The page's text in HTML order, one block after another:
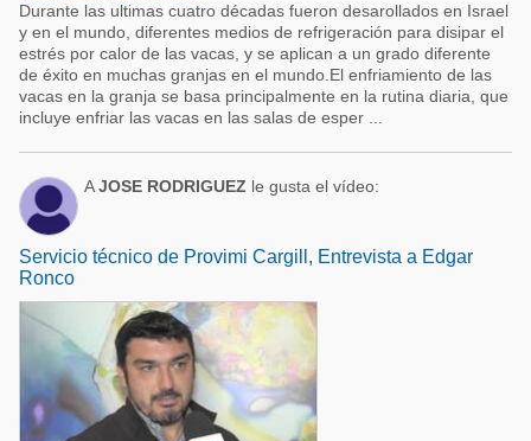
Durante las ultimas cuatro décadas fueron desarollados en Israel
y en el mundo, diferentes medios de refrigeración para disipar el
estrés por calor de las vacas, y se aplican a un grado diferente
de éxito en muchas granjas en el mundo.El enfriamiento de las
vacas en la granja se basa principalmente en la rutina diaria, que
incluye enfriar las vacas en las salas de esper ...
AJOSE RODRIGUEZ le gusta el vídeo:
Servicio técnico de Provimi Cargill, Entrevista a Edgar
Ronco